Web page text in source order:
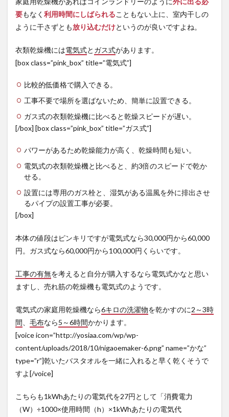
要もなく 利用時間にしばられることもない上に、室内干しの
ように干さずとも放り込むだけというのが良いですよね。
衣類乾燥機には電気式と ガス式があります。
[box class=”pink_box” title=”電気式”]
比較的低価格で購入できる。
工事不要で場所を選ばないため、簡単に設置できる。
ガス式の衣類乾燥機に比べると乾燥スピードが遅い。
[/box] [box class=”pink_box” title=”ガス式”]
パワーがあるため乾燥能力が高く、乾燥時間も短い。
電気式の衣類乾燥機と比べると、約3倍のスピードで乾か
せる。
設置には専用のガス栓と、湿気がある温風を外に排出させ
るパイプの設置工事が必要。
[/box]
本体の値段はピンキリですが電気式なら30,000円から60,000
円。ガス式なら60,000円から100,000円くらいです。
工事の有無を考えると自分が購入するなら電気式かなと思い
ますし、売れ筋の乾燥機も電気式のようです。
電気式の家庭用乾燥機なら6キロの洗濯物を乾かすのに2～3時
間
毛布なら5～6時間かかります。
[voice icon=”http://yosiaa.com/wp/wp-
content/uploads/2018/10/nigaoemaker-6.png” name=”かな”
type=”r”]乾いたバスタオルを一緒に入れると早く乾くそうで
すよ[/voice]
こちらも1kWhあたりの電気代を27円として「消費電力
（W）÷1000×使用時間（h）×1kWhあたりの電気代